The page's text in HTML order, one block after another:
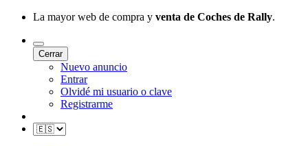
La mayor web de compra y venta de Coches de Rally.
Cerrar
Nuevo anuncio
Entrar
Olvidé mi usuario o clave
Registrarme